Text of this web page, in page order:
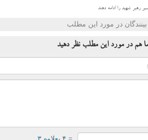
رهبر شهید را ادامه دهند
در مورد این مطلب
همدر مورد این مطلب نظر دهید